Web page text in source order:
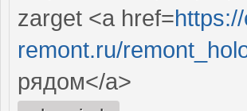
zarget <a href=
remont.ru/
рядом</a>